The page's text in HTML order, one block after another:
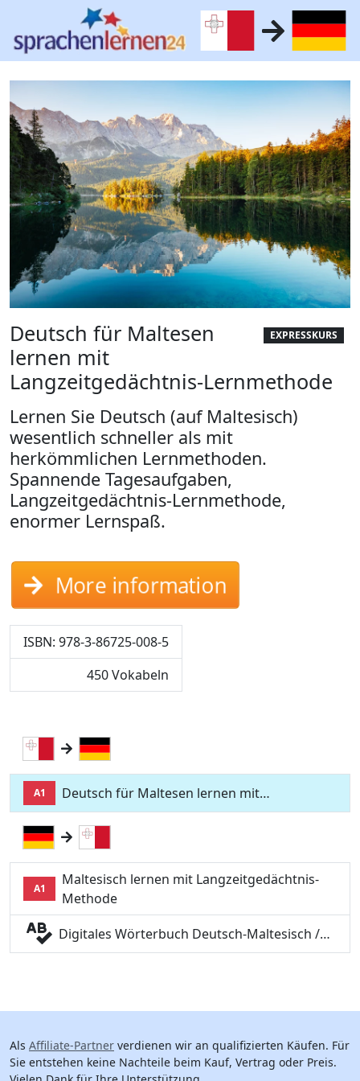
EXPRESSKURS
Deutsch für Maltesen
lernen mit
Langzeitgedächtnis-Lernmethode
Lernen Sie Deutsch (auf Maltesisch)
wesentlich schneller als mit
herkömmlichen Lernmethoden.
Spannende Tagesaufgaben,
Langzeitgedächtnis-Lernmethode,
enormer Lernspaß.
More information
ISBN: 978-3-86725-008-5
450 Vokabeln
A1 Deutsch für Maltesen lernen mit…
A1
Maltesisch lernen mit Langzeitgedächtnis-
Methode
Digitales Wörterbuch Deutsch-Maltesisch /…
Als Affiliate-Partner verdienen wir an qualifizierten Käufen. Für
Sie entstehen keine Nachteile beim Kauf, Vertrag oder Preis.